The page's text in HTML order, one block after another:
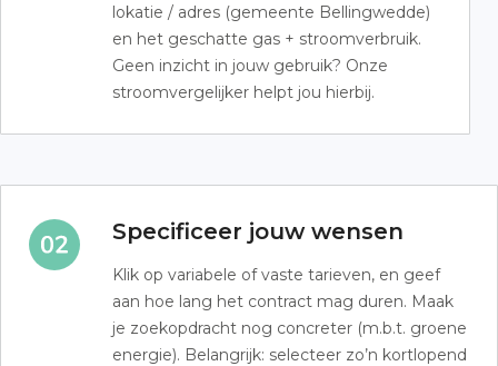
lokatie / adres (gemeente Bellingwedde)
en het geschatte gas + stroomverbruik.
Geen inzicht in jouw gebruik? Onze
stroomvergelijker helpt jou hierbij.
Specificeer jouw wensen
Klik op variabele of vaste tarieven, en geef
aan hoe lang het contract mag duren. Maak
je zoekopdracht nog concreter (m.b.t. groene
energie). Belangrijk: selecteer zo’n kortlopend